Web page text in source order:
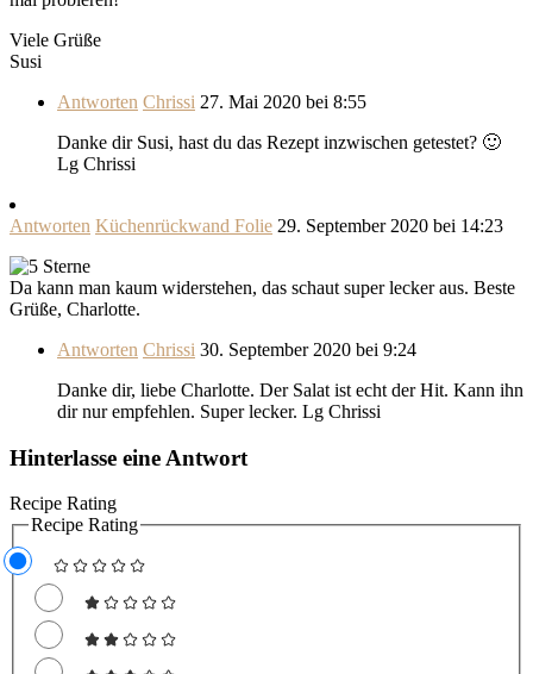
Viele Grüße
Susi
Antworten Chrissi 27. Mai 2020 bei 8:55
Danke dir Susi, hast du das Rezept inzwischen getestet? 🙂
Lg Chrissi
Antworten Küchenrückwand Folie 29. September 2020 bei 14:23
Da kann man kaum widerstehen, das schaut super lecker aus. Beste
Grüße, Charlotte.
Antworten Chrissi 30. September 2020 bei 9:24
Danke dir, liebe Charlotte. Der Salat ist echt der Hit. Kann ihn
dir nur empfehlen. Super lecker. Lg Chrissi
Hinterlasse eine Antwort
Recipe Rating
Recipe Rating